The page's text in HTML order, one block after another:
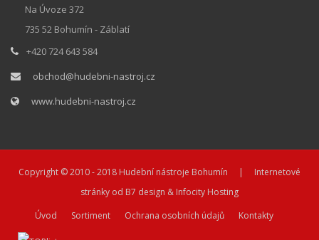
Na Úvoze 372
735 52 Bohumín - Záblatí
+420 724 643 584
obchod@hudebni-nastroj.cz
www.hudebni-nastroj.cz
Copyright © 2010 - 2018 Hudební nástroje Bohumín | Internetové
stránky od B7 design & Infocity Hosting
Úvod
Sortiment Ochrana osobních údajů Kontakty